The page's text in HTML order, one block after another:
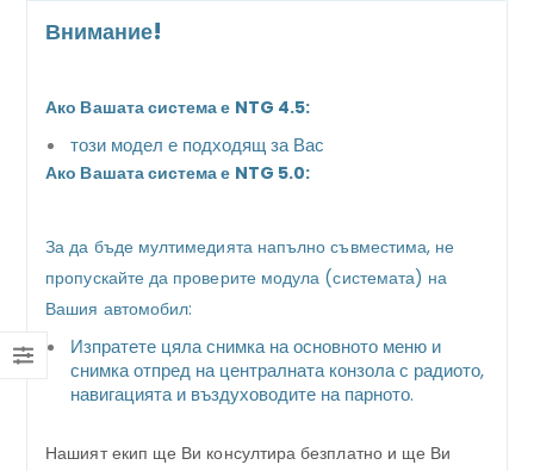
Внимание!
Ако Вашата система е NTG 4.5:
този модел е подходящ за Вас
Ако Вашата система е NTG 5.0:
За да бъде мултимедията напълно съвместима, не
пропускайте да проверите модула (системата) на
Вашия автомобил:
Изпратете цяла снимка на основното меню и
снимка отпред на централната конзола с радиото,
навигацията и въздуховодите на парното.
Нашият екип ще Ви консултира безплатно и ще Ви